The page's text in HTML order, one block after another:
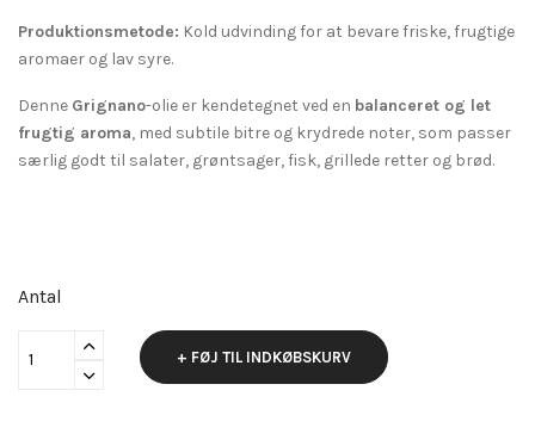
Produktionsmetode: Kold udvinding for at bevare friske, frugtige
aromaer og lav syre.
Denne Grignano-olie er kendetegnet ved en balanceret og let
frugtig aroma, med subtile bitre og krydrede noter, som passer
særlig godt til salater, grøntsager, fisk, grillede retter og brød.
Antal
+ FØJ TIL INDKØBSKURV